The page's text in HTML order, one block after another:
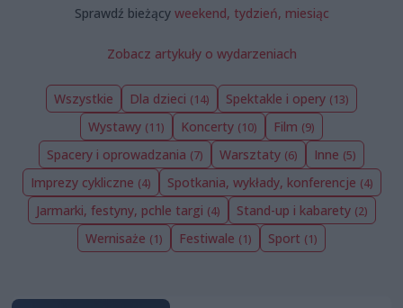
Sprawdź bieżący weekend, tydzień, miesiąc
Zobacz artykuły o wydarzeniach
Wszystkie Dla dzieci (14) Spektakle i opery (13)
Wystawy (11) Koncerty (10) Film (9)
Spacery i oprowadzania (7) Warsztaty (6) Inne (5)
Imprezy cykliczne (4) Spotkania, wykłady, konferencje (4)
Jarmarki, festyny, pchle targi (4) Stand-up i kabarety (2)
Wernisaże (1) Festiwale (1) Sport (1)